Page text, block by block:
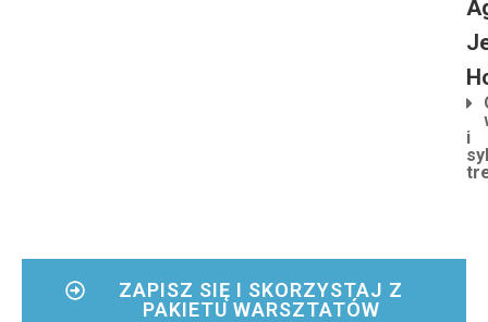
i
ZAPISZ SIĘ I SKORZYSTAJ Z
PAKIETU WARSZTATÓW